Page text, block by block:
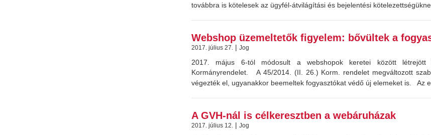
továbbra is kötelesek az ügyfél-átvilágítási és bejelentési
Webshop üzemeltetők figyelem: bővültek a
2017. július 27. | Jog
2017. május 6-tól módosult a webshopok keretei között létrejött
Kormányrendelet. A 45/2014. (II. 26.) Korm. rendelet megváltozott
végezték el, ugyanakkor beemeltek fogyasztókat védő új elemeket is. Az
A GVH-nál is célkeresztben a webáruházak
2017. július 12. | Jog